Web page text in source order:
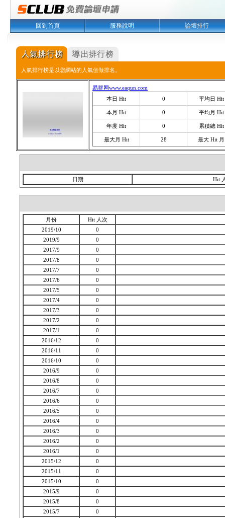
回到首頁 服務說明 論壇排行
人氣排行榜是以您網站的人氣值做排名。
易群网www.eaqun.com
本日 Hit
0 平均日 Hit
本月 Hit 0 平均月 Hit
年度 Hit 0 累積總 Hit
最大月 Hit 28 最大 Hit 月
日期 Hit
月份
Hit 人次
2019/10
0
2019/9
0
2017/9
0
2017/8
0
2017/7
0
2017/6
0
2017/5
0
2017/4
0
2017/3
0
2017/2
0
2017/1
0
2016/12
0
2016/11
0
2016/10
0
2016/9
0
2016/8
0
2016/7
0
2016/6
0
2016/5
0
2016/4
0
2016/3
0
2016/2
0
2016/1
0
2015/12
0
2015/11
0
2015/10
0
2015/9
0
2015/8
0
2015/7
0